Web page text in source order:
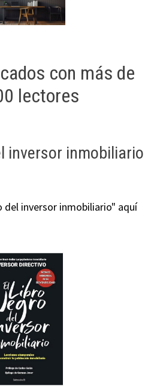
con más de
lectores
inversor inmobiliario
del inversor inmobiliario" aquí